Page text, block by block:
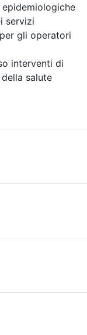
servizi
gli operatori
interventi di
salute